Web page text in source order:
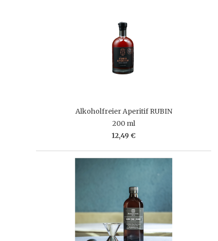
Alkoholfreier Aperitif RUBIN
200 ml
12,49 €